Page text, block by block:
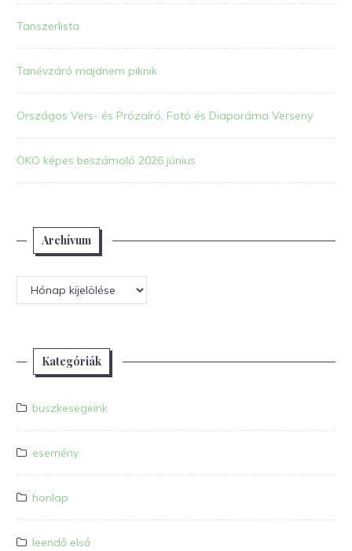
Tanszerlista
Tanévzáró majdnem piknik
Országos Vers- és Prózaíró, Fotó és Diaporáma Verseny
ÖKO képes beszámoló 2026 június
Archívum
Archívum
Kategóriák
buszkesegeink
esemény
honlap
leendő első